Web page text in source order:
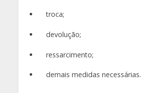
troca;
devolução;
ressarcimento;
demais medidas necessárias.